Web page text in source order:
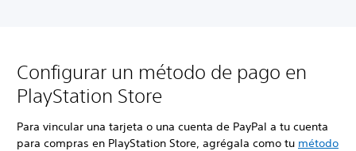
Configurar un método de pago en
PlayStation Store
Para vincular una tarjeta o una cuenta de PayPal a tu cuenta
para compras en PlayStation Store, agrégala como tu método